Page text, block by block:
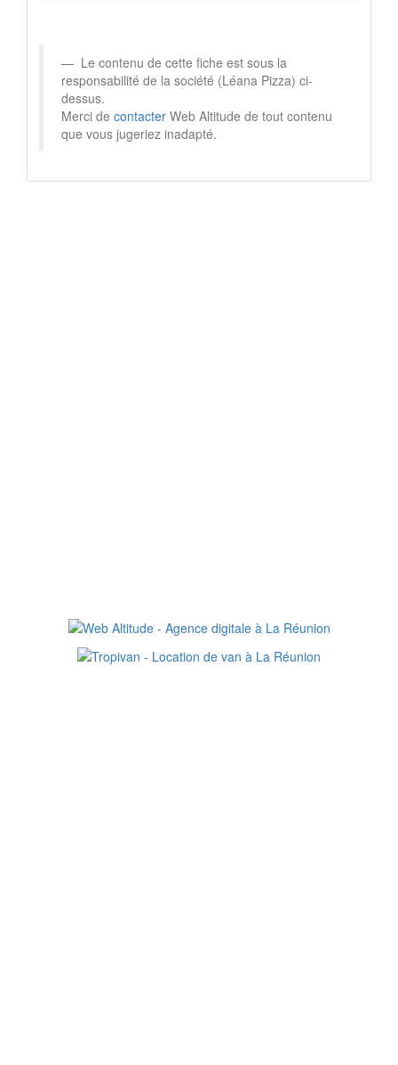
Le contenu de cette fiche est sous la
responsabilité de la société (Léana Pizza) ci-
dessus.
Merci de contacter Web Altitude de tout contenu
que vous jugeriez inadapté.